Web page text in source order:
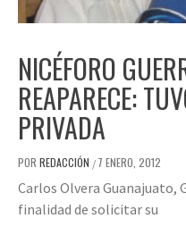
NICÉFORO
REAPARECE:
PRIVADA
POR REDACCIÓN / 7 ENERO, 2012
Carlos Olvera Guanajuato,
finalidad de solicitar su